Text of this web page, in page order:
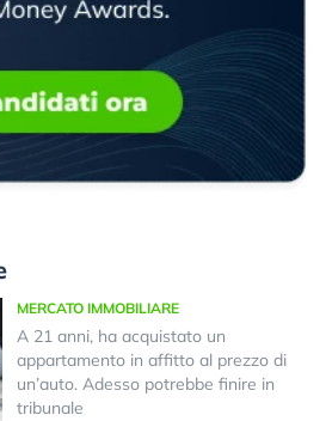
MERCATO IMMOBILIARE
A 21 anni, ha acquistato un
appartamento in affitto al prezzo di
un’auto. Adesso potrebbe finire in
tribunale